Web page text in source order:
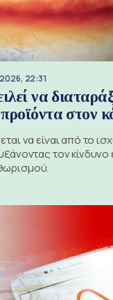
22:31
να
στον
να είναι από το
τον κίνδυνο